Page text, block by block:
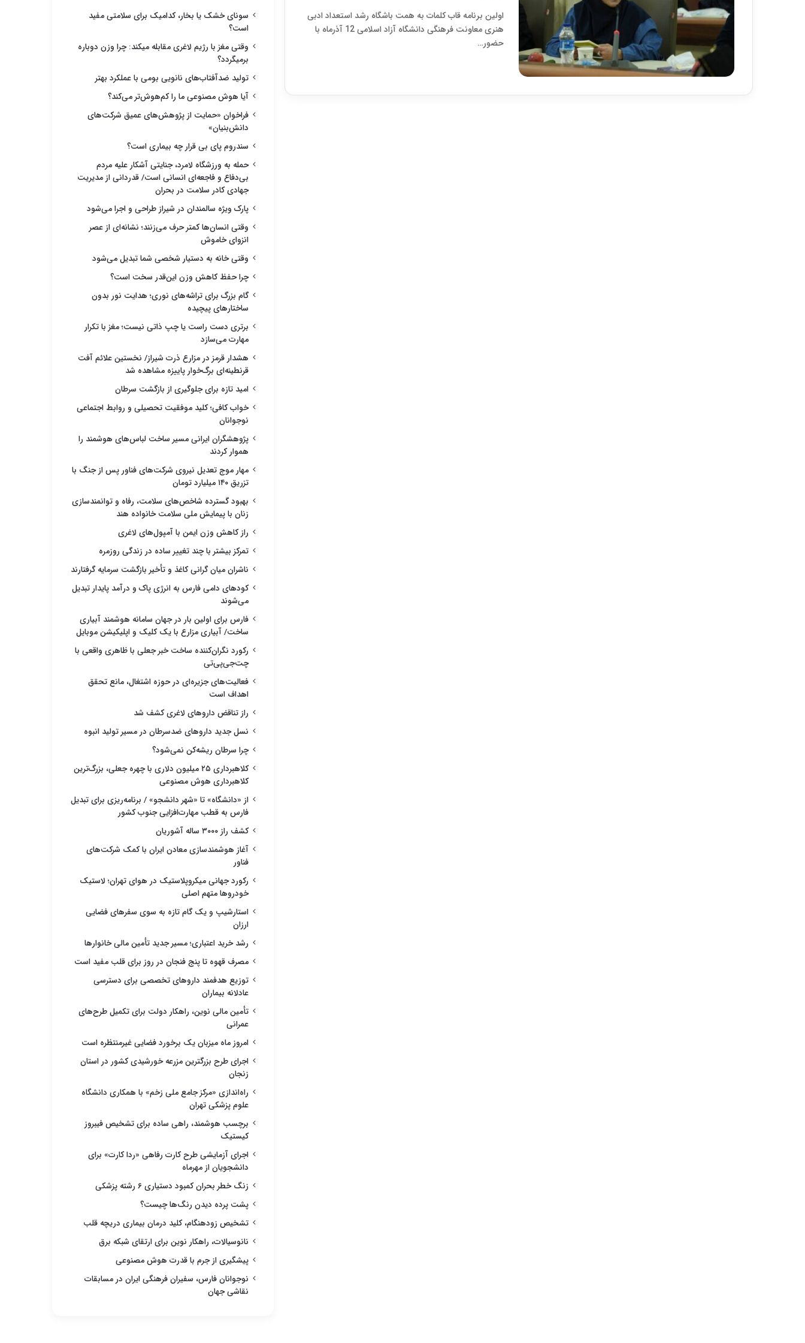
اولین برنامه قاب کلمات به همت باشگاه رشد استعداد ادبی
هنری معاونت فرهنگی دانشگاه آزاد اسلامی 12 آذرماه با
حضور…
سونای خشک یا بخار، کدامیک برای سلامتی مفید
است؟
وقتی مغز با رژیم لاغری مقابله میکند: چرا وزن دوباره
برمیگردد؟
تولید ضدآفتاب‌های نانویی بومی با عملکرد بهتر
آیا هوش مصنوعی ما را کم‌هوش‌تر می‌کند؟
فراخوان «حمایت از پژوهش‌های عمیق شرکت‌های
دانش‌بنیان»
سندروم پای بی قرار چه بیماری است؟
حمله به ورزشگاه لامرد، جنایتی آشکار علیه مردم
بی‌دفاع و فاجعه‌ای انسانی است/ قدردانی از مدیریت
جهادی کادر سلامت در بحران
پارک ویژه سالمندان در شیراز طراحی و اجرا می‌شود
وقتی انسان‌ها کمتر حرف می‌زنند؛ نشانه‌ای از عصر
انزوای خاموش
وقتی خانه به دستیار شخصی شما تبدیل می‌شود
چرا حفظ کاهش وزن این‌قدر سخت است؟
گام بزرگ برای تراشه‌های نوری؛ هدایت نور بدون
ساختارهای پیچیده
برتری دست راست یا چپ ذاتی نیست؛ مغز با تکرار
مهارت می‌سازد
هشدار قرمز در مزارع ذرت شیراز/ نخستین علائم آفت
قرنطینه‌ای برگ‌خوار پاییزه مشاهده شد
امید تازه برای جلوگیری از بازگشت سرطان
خواب کافی؛ کلید موفقیت تحصیلی و روابط اجتماعی
نوجوانان
پژوهشگران ایرانی مسیر ساخت لباس‌های هوشمند را
هموار کردند
مهار موج تعدیل نیروی شرکت‌های فناور پس از جنگ با
تزریق ۱۴۰ میلیارد تومان
بهبود گسترده شاخص‌های سلامت، رفاه و توانمندسازی
زنان با پیمایش ملی سلامت خانواده هند
راز کاهش وزن ایمن با آمپول‌های لاغری
تمرکز بیشتر با چند تغییر ساده در زندگی روزمره
ناشران میان گرانی کاغذ و تأخیر بازگشت سرمایه گرفتارند
کودهای دامی فارس به انرژی پاک و درآمد پایدار تبدیل
می‌شوند
فارس برای اولین بار در جهان سامانه هوشمند آبیاری
ساخت/ آبیاری مزارع با یک کلیک و اپلیکیشن موبایل
رکورد نگران‌کننده ساخت خبر جعلی با ظاهری واقعی با
چت‌جی‌پی‌تی
فعالیت‌های جزیره‌ای در حوزه اشتغال، مانع تحقق
اهداف است
راز تناقض داروهای لاغری کشف شد
نسل جدید داروهای ضدسرطان در مسیر تولید انبوه
چرا سرطان ریشه‌کن نمی‌شود؟
کلاهبرداری ۲۵ میلیون دلاری با چهره جعلی، بزرگ‌ترین
کلاهبرداری هوش مصنوعی
از «دانشگاه» تا «شهر دانشجو» / برنامه‌ریزی برای تبدیل
فارس به قطب مهارت‌افزایی جنوب کشور
کشف راز ۳۰۰۰ ساله آشوریان
آغاز هوشمندسازی معادن ایران با کمک شرکت‌های
فناور
رکورد جهانی میکروپلاستیک در هوای تهران؛ لاستیک
خودروها متهم اصلی
استارشیپ و یک گام تازه به سوی سفرهای فضایی
ارزان
رشد خرید اعتباری؛ مسیر جدید تأمین مالی خانوارها
مصرف قهوه تا پنج فنجان در روز برای قلب مفید است
توزیع هدفمند داروهای تخصصی برای دسترسی
عادلانه بیماران
تأمین مالی نوین، راهکار دولت برای تکمیل طرح‌های
عمرانی
امروز ماه میزبان یک برخورد فضایی غیرمنتظره است
اجرای طرح بزرگترین مزرعه خورشیدی کشور در استان
زنجان
راه‌اندازی «مرکز جامع ملی زخم» با همکاری دانشگاه
علوم پزشکی تهران
برچسب هوشمند، راهی ساده برای تشخیص فیبروز
کیستیک
اجرای آزمایشی طرح کارت رفاهی «ردا کارت» برای
دانشجویان از مهرماه
زنگ خطر بحران کمبود دستیاری ۶ رشته پزشکی
پشت پرده دیدن رنگ‌ها چیست؟
تشخیص زودهنگام، کلید درمان بیماری دریچه قلب
نانوسیالات، راهکار نوین برای ارتقای شبکه برق
پیشگیری از جرم با قدرت هوش مصنوعی
نوجوانان فارس، سفیران فرهنگی ایران در مسابقات
نقاشی جهان